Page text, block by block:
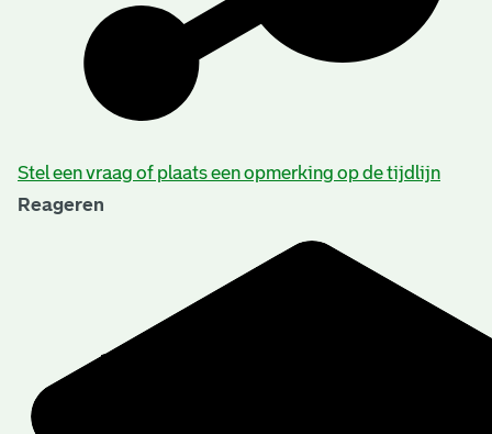
Stel een vraag of plaats een opmerking op de tijdlijn
Reageren